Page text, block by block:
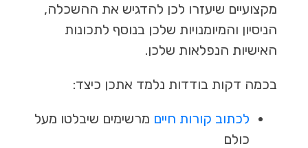
מקצועיים שיעזרו לכן להדגיש את ההשכלה,
הניסיון והמיומנויות שלכן בנוסף לתכונות
האישיות הנפלאות שלכן.
בכמה דקות בודדות נלמד אתכן כיצד:
לכתוב קורות חיים מרשימים שיבלטו מעל
כולם